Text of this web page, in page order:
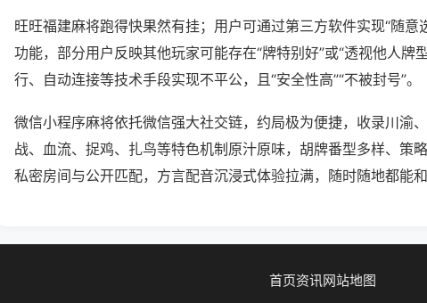
旺旺福建麻将跑得快果然有挂；用户可通过第三方软件实现“随意
功能，部分用户反映其他玩家可能存在“牌特别好”或“透视他人牌
行、自动连接等技术手段实现不平公，且“安全性高”“不被封号”。
微信小程序麻将依托微信强大社交链，约局极为便捷，收录川渝
战、血流、捉鸡、扎鸟等特色机制原汁原味，胡牌番型多样、策
私密房间与公开匹配，方言配音沉浸式体验拉满，随时随地都能
首页资讯网站地图